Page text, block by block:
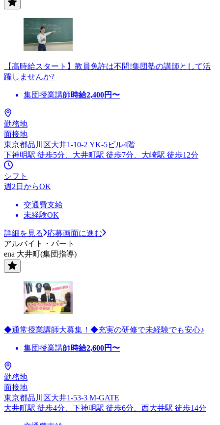
【高時給スタート】教員免許は不問!集団塾の講師として活
躍しませんか?
集団授業講師時給2,400円〜
勤務地
面接地
東京都品川区大井1-10-2 YK-5ビル4階
下神明駅 徒歩5分、大井町駅 徒歩7分、大崎駅 徒歩12分
シフト
週2日からOK
交通費支給
未経験OK
詳細を見る
応募画面に進む
アルバイト・パート
ena 大井町(集団指導)
◆通常授業講師大募集！◆充実の研修で未経験でも安心♪
集団授業講師時給2,600円〜
勤務地
面接地
東京都品川区大井1-53-3 M-GATE
大井町駅 徒歩4分、下神明駅 徒歩6分、西大井駅 徒歩14分